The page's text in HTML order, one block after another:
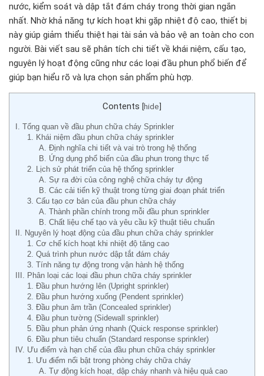
nước, kiểm soát và dập tắt đám cháy trong thời gian ngắn
nhất. Nhờ khả năng tự kích hoạt khi gặp nhiệt độ cao, thiết bị
này giúp giảm thiểu thiệt hại tài sản và bảo vệ an toàn cho con
người. Bài viết sau sẽ phân tích chi tiết về khái niệm, cấu tạo,
nguyên lý hoạt động cũng như các loại đầu phun phổ biến để
giúp bạn hiểu rõ và lựa chọn sản phẩm phù hợp.
Contents [hide]
I. Tổng quan về đầu phun chữa cháy Sprinkler
1. Khái niệm đầu phun chữa cháy sprinkler
A. Định nghĩa chi tiết và vai trò trong hệ thống
B. Ứng dụng phổ biến của đầu phun trong thực tế
2. Lịch sử phát triển của hệ thống sprinkler
A. Sự ra đời của công nghệ chữa cháy tự động
B. Các cải tiến kỹ thuật trong từng giai đoạn phát triển
3. Cấu tạo cơ bản của đầu phun chữa cháy
A. Thành phần chính trong mỗi đầu phun sprinkler
B. Chất liệu chế tạo và yêu cầu kỹ thuật tiêu chuẩn
II. Nguyên lý hoạt động của đầu phun chữa cháy sprinkler
1. Cơ chế kích hoạt khi nhiệt độ tăng cao
2. Quá trình phun nước dập tắt đám cháy
3. Tính năng tự động trong vận hành hệ thống
III. Phân loại các loại đầu phun chữa cháy sprinkler
1. Đầu phun hướng lên (Upright sprinkler)
2. Đầu phun hướng xuống (Pendent sprinkler)
3. Đầu phun âm trần (Concealed sprinkler)
4. Đầu phun tường (Sidewall sprinkler)
5. Đầu phun phản ứng nhanh (Quick response sprinkler)
6. Đầu phun tiêu chuẩn (Standard response sprinkler)
IV. Ưu điểm và hạn chế của đầu phun chữa cháy sprinkler
1. Ưu điểm nổi bật trong phòng cháy chữa cháy
A. Tự động kích hoạt, dập cháy nhanh và hiệu quả cao